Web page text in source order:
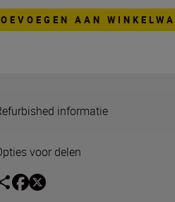
AAN
informatie
voor delen